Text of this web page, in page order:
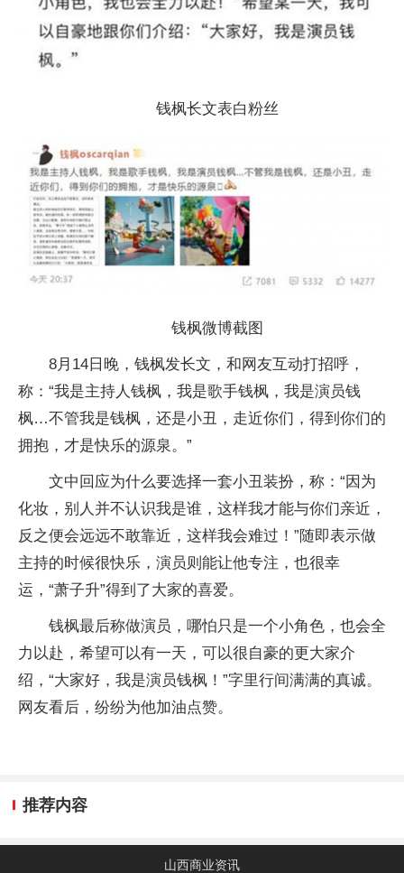
钱枫长文表白粉丝
钱枫微博截图
8月14日晚，钱枫发长文，和网友互动打招呼，
称：“我是主持人钱枫，我是歌手钱枫，我是演员钱
枫…不管我是钱枫，还是小丑，走近你们，得到你们的
拥抱，才是快乐的源泉。”
文中回应为什么要选择一套小丑装扮，称：“因为
化妆，别人并不认识我是谁，这样我才能与你们亲近，
反之便会远远不敢靠近，这样我会难过！”随即表示做
主持的时候很快乐，演员则能让他专注，也很幸
运，“萧子升”得到了大家的喜爱。
钱枫最后称做演员，哪怕只是一个小角色，也会全
力以赴，希望可以有一天，可以很自豪的更大家介
绍，“大家好，我是演员钱枫！”字里行间满满的真诚。
网友看后，纷纷为他加油点赞。
推荐内容
山西商业资讯